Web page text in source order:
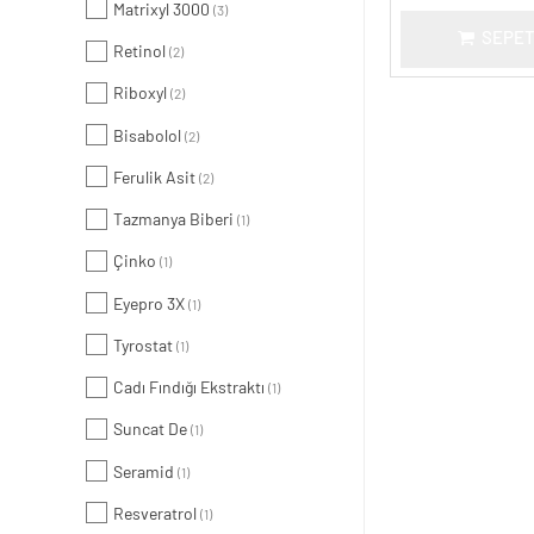
Matrixyl 3000 (3)
Retinol (2)
Riboxyl (2)
Bisabolol (2)
Ferulik Asit (2)
Tazmanya Biberi (1)
Çinko (1)
Eyepro 3X (1)
Tyrostat (1)
Cadı Fındığı Ekstraktı (1)
Suncat De (1)
Seramid (1)
Resveratrol (1)